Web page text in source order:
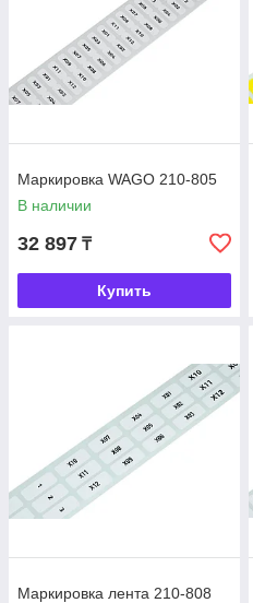
Маркировка WAGO 210-805
В наличии
32 897 ₸
Купить
Маркировка лента 210-808